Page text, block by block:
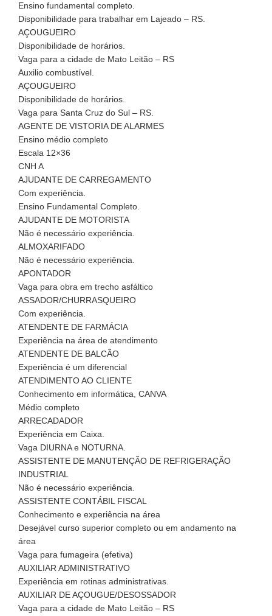
Ensino fundamental completo.
Disponibilidade para trabalhar em Lajeado – RS.
AÇOUGUEIRO
Disponibilidade de horários.
Vaga para a cidade de Mato Leitão – RS
Auxilio combustível.
AÇOUGUEIRO
Disponibilidade de horários.
Vaga para Santa Cruz do Sul – RS.
AGENTE DE VISTORIA DE ALARMES
Ensino médio completo
Escala 12×36
CNH A
AJUDANTE DE CARREGAMENTO
Com experiência.
Ensino Fundamental Completo.
AJUDANTE DE MOTORISTA
Não é necessário experiência.
ALMOXARIFADO
Não é necessário experiência.
APONTADOR
Vaga para obra em trecho asfáltico
ASSADOR/CHURRASQUEIRO
Com experiência.
ATENDENTE DE FARMÁCIA
Experiência na área de atendimento
ATENDENTE DE BALCÃO
Experiência é um diferencial
ATENDIMENTO AO CLIENTE
Conhecimento em informática, CANVA
Médio completo
ARRECADADOR
Experiência em Caixa.
Vaga DIURNA e NOTURNA.
ASSISTENTE DE MANUTENÇÃO DE REFRIGERAÇÃO
INDUSTRIAL
Não é necessário experiência.
ASSISTENTE CONTÁBIL FISCAL
Conhecimento e experiência na área
Desejável curso superior completo ou em andamento na
área
Vaga para fumageira (efetiva)
AUXILIAR ADMINISTRATIVO
Experiência em rotinas administrativas.
AUXILIAR DE AÇOUGUE/DESOSSADOR
Vaga para a cidade de Mato Leitão – RS